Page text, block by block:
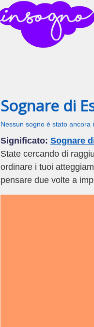
Sognare di
Nessun sogno è stato
Significato: Sognare
State cercando di
ordinare i tuoi
pensare due volte a